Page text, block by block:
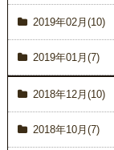
2019年02月(10)
2019年01月(7)
2018年12月(10)
2018年10月(7)